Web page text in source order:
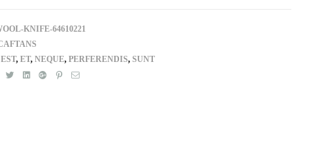
KNIFE-64610221
EST,ET,NEQUE,PERFERENDIS,SUNT
FacebookTwitterLinkedinGoogle+Pinterest
E-